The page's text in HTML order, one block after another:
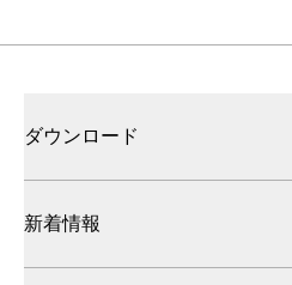
ダウンロード
新着情報